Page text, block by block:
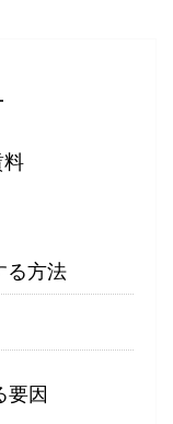
料
る方法
要因